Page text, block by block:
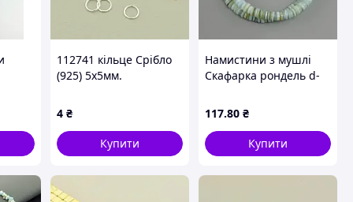
112741 кільце Срібло
(925) 5x5мм.
4 ₴
Купити
Намистини з мушлі
Скафарка рондель d-
на волосіні
117.80 ₴
Купити